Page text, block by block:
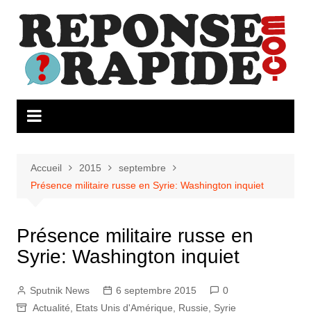
contenu
Accueil 2015
septembre
Présence militaire russe en Syrie: Washington inquiet
Présence militaire russe en
Syrie: Washington inquiet
Sputnik News 6 septembre 2015
0
Actualité
Etats Unis d'Amérique Russie Syrie